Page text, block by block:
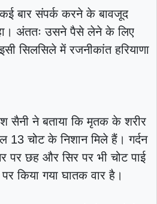
बार संपर्क करने के बावजूद
अंततः उसने पैसे लेने के लिए
सिलसिले में रजनीकांत हरियाणा
सैनी ने बताया कि मृतक के शरीर
13 चोट के निशान मिले हैं। गर्दन
पर छह और सिर पर भी चोट पाई
किया गया घातक वार है।